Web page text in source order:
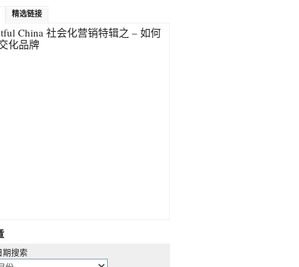
精选链接
China 社会化营销特辑之 – 如何
化品牌
期搜索